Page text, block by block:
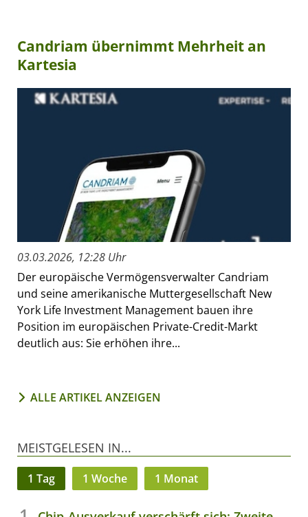
Candriam übernimmt Mehrheit an
Kartesia
03.03.2026, 12:28 Uhr
Der europäische Vermögensverwalter Candriam
und seine amerikanische Muttergesellschaft New
York Life Investment Management bauen ihre
Position im europäischen Private-Credit-Markt
deutlich aus: Sie erhöhen ihre...
ALLE ARTIKEL ANZEIGEN
MEISTGELESEN IN...
1 Tag 1 Woche 1 Monat